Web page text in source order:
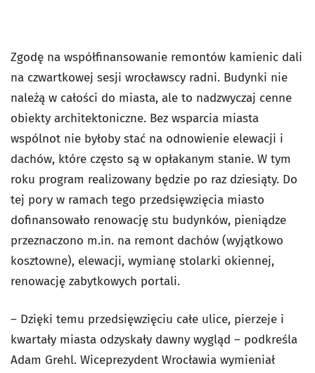
Zgodę na współfinansowanie remontów kamienic dali
na czwartkowej sesji wrocławscy radni. Budynki nie
należą w całości do miasta, ale to nadzwyczaj cenne
obiekty architektoniczne. Bez wsparcia miasta
wspólnot nie byłoby stać na odnowienie elewacji i
dachów, które często są w opłakanym stanie. W tym
roku program realizowany będzie po raz dziesiąty. Do
tej pory w ramach tego przedsięwzięcia miasto
dofinansowało renowację stu budynków, pieniądze
przeznaczono m.in. na remont dachów (wyjątkowo
kosztowne), elewacji, wymianę stolarki okiennej,
renowację zabytkowych portali.
– Dzięki temu przedsięwzięciu całe ulice, pierzeje i
kwartały miasta odzyskały dawny wygląd – podkreśla
Adam Grehl. Wiceprezydent Wrocławia wymieniał